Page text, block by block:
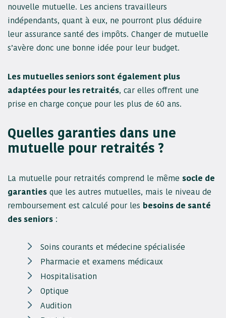
nouvelle mutuelle. Les anciens travailleurs
indépendants, quant à eux, ne pourront plus déduire
leur assurance santé des impôts. Changer de mutuelle
s’avère donc une bonne idée pour leur budget.
Les mutuelles seniors sont également plus
adaptées pour les retraités, car elles offrent une
prise en charge conçue pour les plus de 60 ans.
Quelles garanties dans une
mutuelle pour retraités ?
La mutuelle pour retraités comprend le même socle de
garanties que les autres mutuelles, mais le niveau de
remboursement est calculé pour les besoins de santé
des seniors :
Soins courants et médecine spécialisée
Pharmacie et examens médicaux
Hospitalisation
Optique
Audition